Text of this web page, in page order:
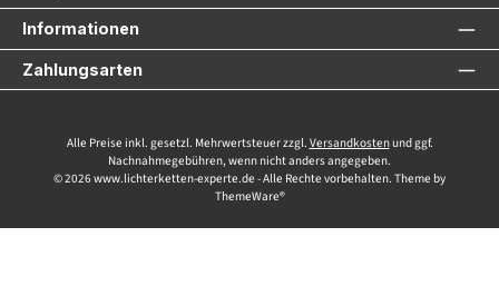
Informationen
Zahlungsarten
Alle Preise inkl. gesetzl. Mehrwertsteuer zzgl. Versandkostenund ggf.
Nachnahmegebühren, wenn nicht anders angegeben.
© 2026 www.lichterketten-experte.de - Alle Rechte vorbehalten. Theme by
ThemeWare®